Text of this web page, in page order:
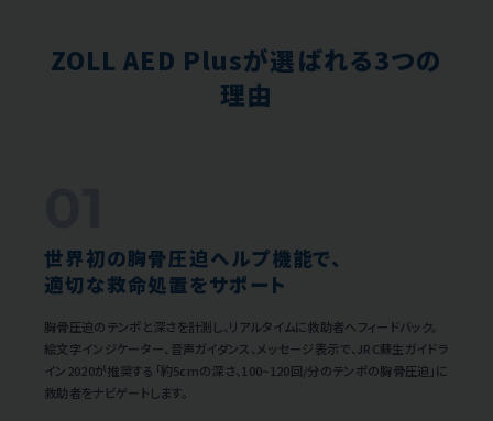
ZOLL AED Plusが選ばれる3つの
理由
世界初の胸骨圧迫ヘルプ機能で、
適切な救命処置をサポート
胸骨圧迫のテンポと深さを計測し、リアルタイムに救助者へフィードバック。
絵文字インジケーター、音声ガイダンス、メッセージ表示で、JRC蘇生ガイドラ
イン2020が推奨する「約5cmの深さ、100~120回/分のテンポの胸骨圧迫」に
救助者をナビゲートします。